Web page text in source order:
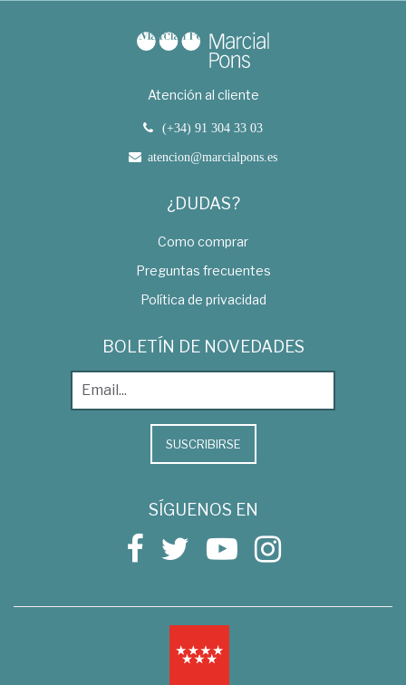
Atención al cliente
(+34) 91 304 33 03
atencion@marcialpons.es
¿DUDAS?
Como comprar
Preguntas frecuentes
Política de privacidad
BOLETÍN DE NOVEDADES
SUSCRIBIRSE
SÍGUENOS EN